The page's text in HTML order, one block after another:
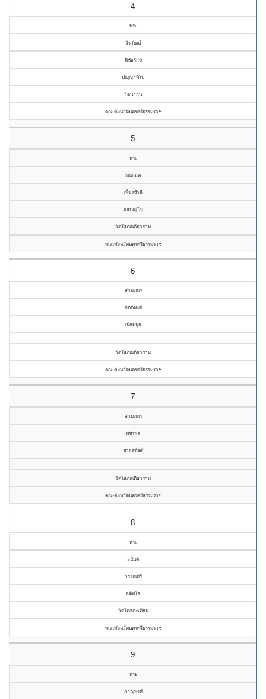
4
พระ
จิรวัฒน์
พิชัยรักษ์
ปญฺญาทีโป
วัดนากุน
คณะจังหวัดนครศรีธรรมราช
5
พระ
รณกฤต
เพ็ชรชำลิ
อธิปญฺโญ
วัดโสภณตีธาราม
คณะจังหวัดนครศรีธรรมราช
6
สามเณร
กิตติพงศ์
เนียมนุ้ย
วัดโสภณตีธาราม
คณะจังหวัดนครศรีธรรมราช
7
สามเณร
พชรพล
ช่วยสถิตย์
วัดโสภณตีธาราม
คณะจังหวัดนครศรีธรรมราช
8
พระ
อนันต์
วรรณศรี
อติพโล
วัดโคกตะเคียน
คณะจังหวัดนครศรีธรรมราช
9
พระ
ภาณุพงศ์